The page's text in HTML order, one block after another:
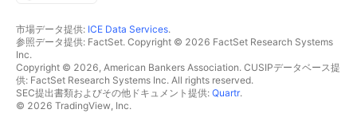
市場データ提供: ICE Data Services.
参照データ提供: FactSet. Copyright © 2026 FactSet Research Systems
Inc.
Copyright © 2026, American Bankers Association. CUSIPデータベース提
供: FactSet Research Systems Inc. All rights reserved.
SEC提出書類およびその他ドキュメント提供: Quartr.
© 2026 TradingView, Inc.